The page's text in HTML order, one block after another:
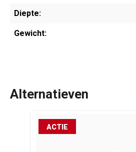
Diepte:
Gewicht:
Alternatieven
ACTIE